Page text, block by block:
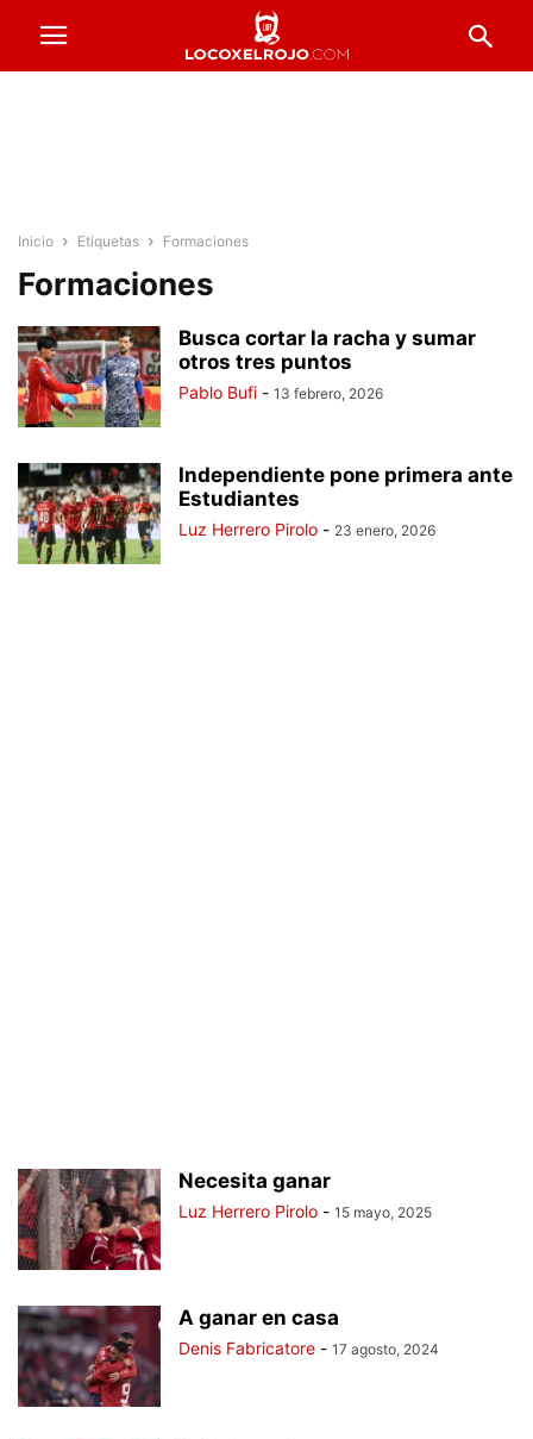
Inicio Etiquetas Formaciones
Formaciones
Busca cortar la racha y sumar
otros tres puntos
Pablo Bufi - 13 febrero, 2026
Independiente pone primera ante
Estudiantes
Luz Herrero Pirolo - 23 enero, 2026
Necesita ganar
Luz Herrero Pirolo - 15 mayo, 2025
A ganar en casa
Denis Fabricatore - 17 agosto, 2024